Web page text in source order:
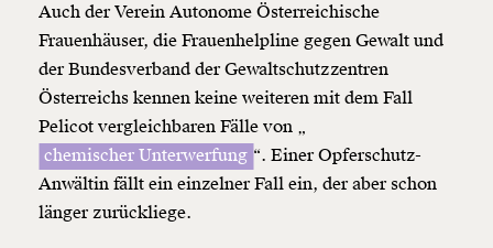
Auch der Verein Autonome Österreichische
Frauenhäuser, die Frauenhelpline gegen Gewalt und
der Bundesverband der Gewaltschutzzentren
Österreichs kennen keine weiteren mit dem Fall
Pelicot vergleichbaren Fälle von „
chemischer Unterwerfung “. Einer Opferschutz-
Anwältin fällt ein einzelner Fall ein, der aber schon
länger zurückliege.